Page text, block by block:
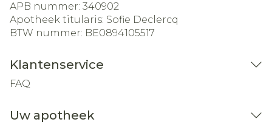
APB nummer: 340902
Apotheek titularis: Sofie Declercq
BTW nummer: BE0894105517
Klantenservice
FAQ
Uw apotheek